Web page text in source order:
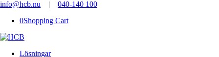
info@hcb.nu | 040-140 100
0Shopping Cart
Lösningar